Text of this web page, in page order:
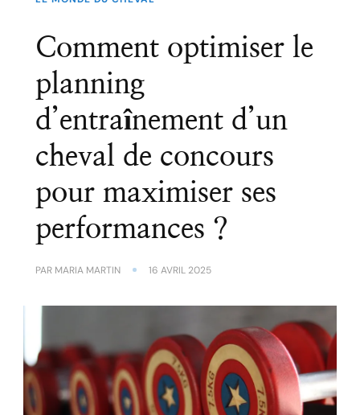
Comment optimiser le
planning
d’entraînement d’un
cheval de concours
pour maximiser ses
performances ?
PAR MARIA MARTIN 16 AVRIL 2025